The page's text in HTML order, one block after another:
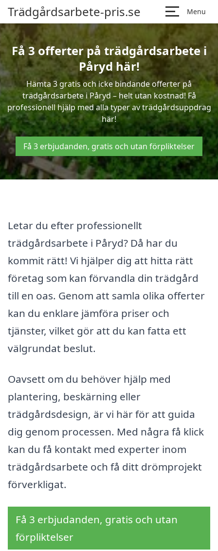
Trädgårdsarbete-pris.se Menu
Få 3 offerter på trädgårdsarbete i
Påryd här!
Hämta 3 gratis och icke bindande offerter på
trädgårdsarbete i Påryd – helt utan kostnad! Få
professionell hjälp med alla typer av trädgårdsuppdrag
här!
Få 3 erbjudanden, gratis och utan förpliktelser
Letar du efter professionellt
trädgårdsarbete i Påryd? Då har du
kommit rätt! Vi hjälper dig att hitta rätt
företag som kan förvandla din trädgård
till en oas. Genom att samla olika offerter
kan du enklare jämföra priser och
tjänster, vilket gör att du kan fatta ett
välgrundat beslut.
Oavsett om du behöver hjälp med
plantering, beskärning eller
trädgårdsdesign, är vi här för att guida
dig genom processen. Med några få klick
kan du få kontakt med experter inom
trädgårdsarbete och få ditt drömprojekt
förverkligat.
Få 3 erbjudanden, gratis och utan
förpliktelser